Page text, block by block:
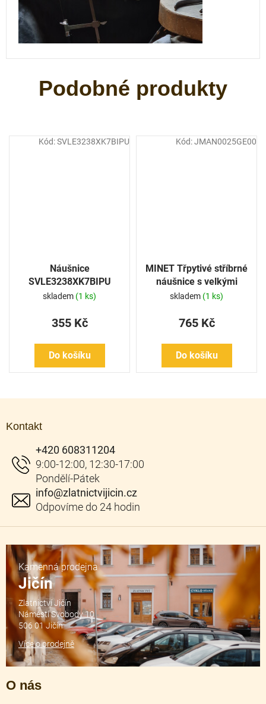
Náušnice
SVLE3238XK7BIPU
skladem (1 ks)
355 Kč
Do košíku
Kód:SVLE3238XK7BIPU
MINET Třpytivé stříbrné
náušnice s velkými
zelenými zirkony
skladem (1 ks)
765 Kč
Do košíku
Kód:JMAN0025GE00
Kontakt
info@zlatnictvijicin.cz
+420 608311204
O nás
Kamenná prodejna
Jičín
Zlatnictví Jičín
Náměstí Svobody 10
506 01 Jičín
Více o prodejně